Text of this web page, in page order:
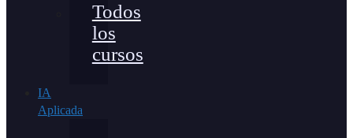
Todos
los
cursos
IA
Aplicada